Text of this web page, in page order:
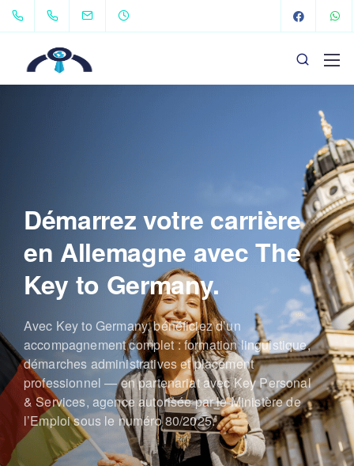
Démarrez votre carrière
en Allemagne avec The
Key to Germany.
Avec Key to Germany, bénéficiez d’un
accompagnement complet : formation linguistique,
démarches administratives et placement
professionnel — en partenariat avec Key Personal
& Services, agence autorisée par le Ministère de
l’Emploi sous le numéro 80/2025.